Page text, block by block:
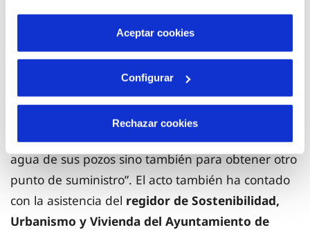
son indispensables para que el sitio web funcione y que
por tanto no se pueden desactivar. Puedes consultar
Aceptar cookies
Configurar
Rechazar cookies
de agua estable y de calidad”.
En la misma línea,Raquel Pallach, nuestra
directora en el Penedès-Garraf
duda es una intervención estratégica necesaria
para la seguridad hídrica de Fontscaldes, motivada
no solo para resolver la carencia de calidad del
agua de sus pozos sino también para obtener otro
punto de suministro”. El acto también ha contado
con la asistencia del regidor de Sostenibilidad,
Urbanismo y Vivienda del Ayuntamiento de